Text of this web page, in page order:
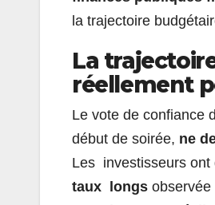
la trajectoire
La
réellement
Le vote de confiance
début de soirée, ne
Les investisseurs ont
taux longs observée